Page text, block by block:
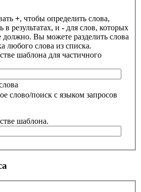
+, чтобы определить слова,
результатах, и - для слов, которых
должно. Вы можете разделить слова
любого слова из списка.
шаблона для частичного
слово/поиск с языком запросов
шаблона.